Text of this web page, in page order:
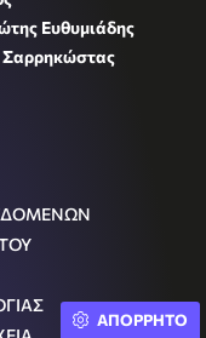
Ευθυμιάδης
ΑΠΟΡΡΗΤΟ